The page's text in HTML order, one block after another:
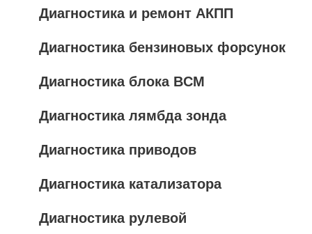
Диагностика и ремонт АКПП
Диагностика бензиновых форсунок
Диагностика блока BCM
Диагностика лямбда зонда
Диагностика приводов
Диагностика катализатора
Диагностика рулевой